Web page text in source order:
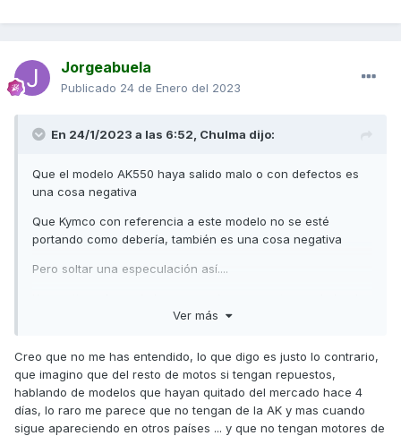
Jorgeabuela
Publicado 24 de Enero del 2023
En 24/1/2023 a las 6:52, Chulma dijo:
Que el modelo AK550 haya salido malo o con defectos es
una cosa negativa
Que Kymco con referencia a este modelo no se esté
portando como debería, también es una cosa negativa
Pero soltar una especulación así....
hay infinidad de modelos que pasan de los 100.000km
Muchos de los motores de Kymco se montan en varios
modelos de la marca y no se les conoce fallos sistémicos
(obviamente, salen alguna unidad con problemas, como en
todas las marcas)
Ver más
Creo que no me has entendido, lo que digo es justo lo contrario,
que imagino que del resto de motos si tengan repuestos,
hablando de modelos que hayan quitado del mercado hace 4
días, lo raro me parece que no tengan de la AK y mas cuando
sigue apareciendo en otros países ... y que no tengan motores de